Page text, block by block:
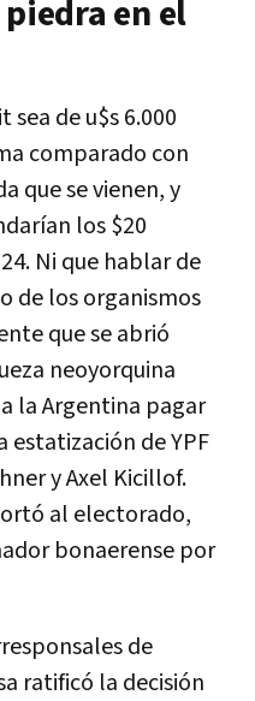
en el
de u$s 6.000
comparado con
que se vienen, y
los $20
Ni que hablar de
de los organismos
que se abrió
neoyorquina
la Argentina pagar
estatización de YPF
y Axel Kicillof.
al electorado,
bonaerense por
de
ratificó la decisión